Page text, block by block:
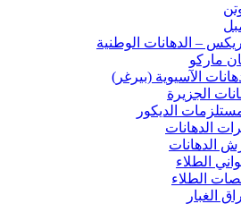
– الدهانات الوطنية
ماركو
الآسيوية (بيرغر)
الجزيرة
الديكور
الدهانات
الدهانات
الطلاء
الطلاء
الغبار